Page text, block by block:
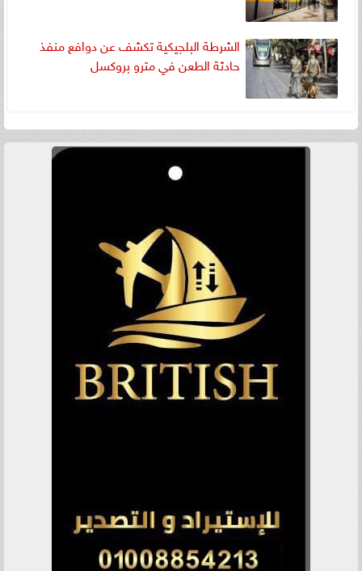
الشرطة البلجيكية تكشف عن دوافع منفذ
حادثة الطعن في مترو بروكسل